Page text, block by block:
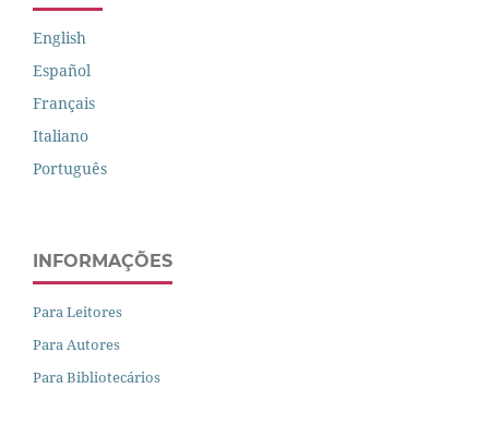
English
Español
Français
Italiano
Português
INFORMAÇÕES
Para Leitores
Para Autores
Para Bibliotecários